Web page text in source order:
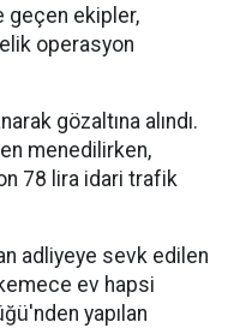
geçen ekipler,
operasyon
gözaltına alındı.
menedilirken,
78 lira idari trafik
adliyeye sevk edilen
ev hapsi
yapılan